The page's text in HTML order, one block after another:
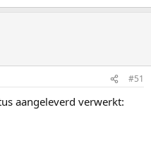
#51
aangeleverd verwerkt: